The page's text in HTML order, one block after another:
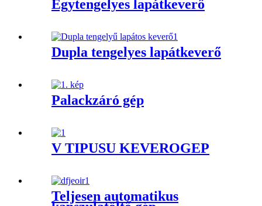
Egytengelyes lapátkeverő
Dupla tengelyes lapátkeverő
Palackzáró gép
V TÍPUSÚ KEVERŐGÉP
Teljesen automatikus